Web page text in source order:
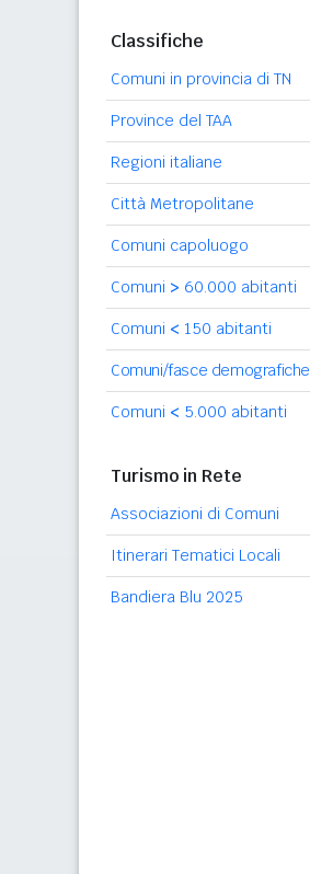
Classifiche
Comuni in provincia di TN
Province del TAA
Regioni italiane
Città Metropolitane
Comuni capoluogo
Comuni > 60.000 abitanti
Comuni < 150 abitanti
Comuni/fasce demografiche
Comuni < 5.000 abitanti
Turismo in Rete
Associazioni di Comuni
Itinerari Tematici Locali
Bandiera Blu 2025